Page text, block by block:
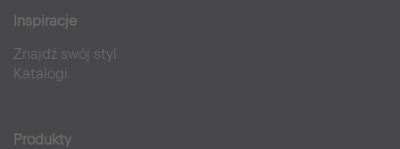
Inspiracje
Znajdź swój styl
Katalogi
Produkty